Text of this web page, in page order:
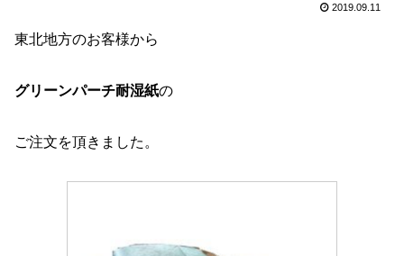
2019.09.11
東北地方のお客様から
グリーンパーチ耐湿紙の
ご注文を頂きました。